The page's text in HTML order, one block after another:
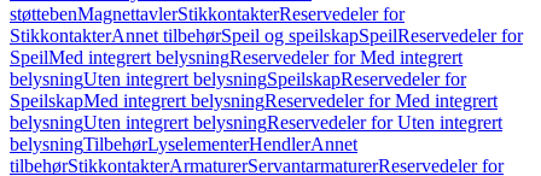
støttebenMagnettavlerStikkontakterReservedeler for
StikkontakterAnnet tilbehørSpeil og speilskapSpeilReservedeler for
SpeilMed integrert belysningReservedeler for Med integrert
belysningUten integrert belysningSpeilskapReservedeler for
SpeilskapMed integrert belysningReservedeler for Med integrert
belysningUten integrert belysningReservedeler for Uten integrert
belysningTilbehørLyselementerHendlerAnnet
tilbehørStikkontakterArmaturerServantarmaturerReservedeler for